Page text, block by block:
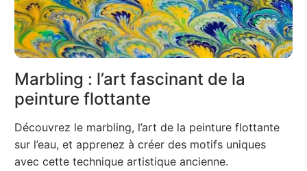
Marbling : l’art fascinant de la
peinture flottante
Découvrez le marbling, l’art de la peinture flottante
sur l’eau, et apprenez à créer des motifs uniques
avec cette technique artistique ancienne.